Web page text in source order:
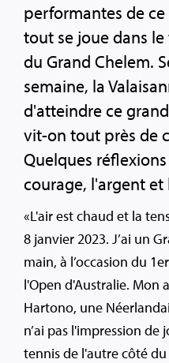
performantes de
tout se joue dans
du Grand Chelem.
semaine, la
d'atteindre ce
vit-on tout près de
Quelques
courage, l'argent et
«L'air est chaud et la
8 janvier 2023. J’ai un
main, à l’occasion du
l'Open d'Australie. Mon
Hartono, une
n’ai pas l'impression
tennis de l'autre côté